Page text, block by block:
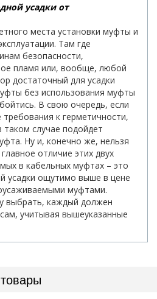
усадки от
места установки муфты и
Там где
безопасности,
пламя или, вообще, любой
достаточный для усадки
без использования муфты
В свою очередь, если
к герметичности,
таком случае подойдет
Ну и, конечно же, нельзя
отличие этих двух
в кабельных муфтах – это
усадки ощутимо выше в цене
муфтами.
выбрать, каждый должен
учитывая вышеуказанные